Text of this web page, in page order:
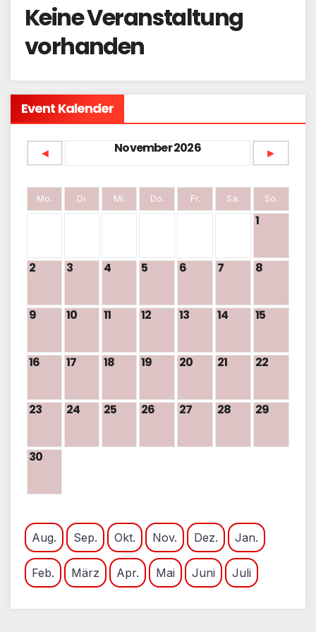
Keine Veranstaltung
vorhanden
Event Kalender
◄ November 2026 ►
Mo. Di. Mi. Do. Fr. Sa. So.
1
2 3 4 5 6 7 8
9 10 11 12 13 14 15
16 17 18 19 20 21 22
23 24 25 26 27 28 29
30
Aug. Sep. Okt. Nov. Dez. Jan.
Feb. März Apr. Mai Juni Juli